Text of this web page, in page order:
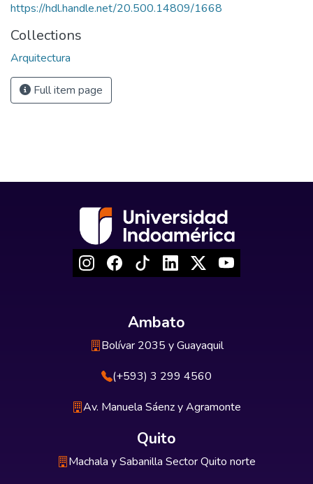
https://hdl.handle.net/20.500.14809/1668
Collections
Arquitectura
Full item page
Ambato
Bolívar 2035 y Guayaquil
(+593) 3 299 4560
Av. Manuela Sáenz y Agramonte
Quito
Machala y Sabanilla Sector Quito norte